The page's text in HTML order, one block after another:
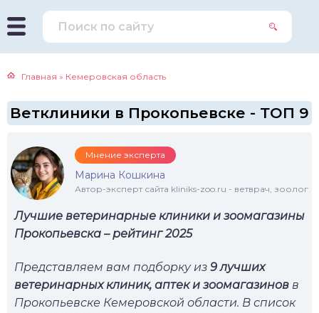
Главная » Кемеровская область
Ветклиники в Прокопьевске - ТОП 9
Мнение эксперта
Марина Кошкина
Автор-эксперт сайта kliniks-zoo.ru - ветврач, зоолог
Лучшие ветеринарные клиники и зоомагазины
Прокопьевска – рейтинг 2025
Представляем вам подборку из 9 лучших
ветеринарных клиник, аптек и зоомагазинов в
Прокопьевске Кемеровской области. В список